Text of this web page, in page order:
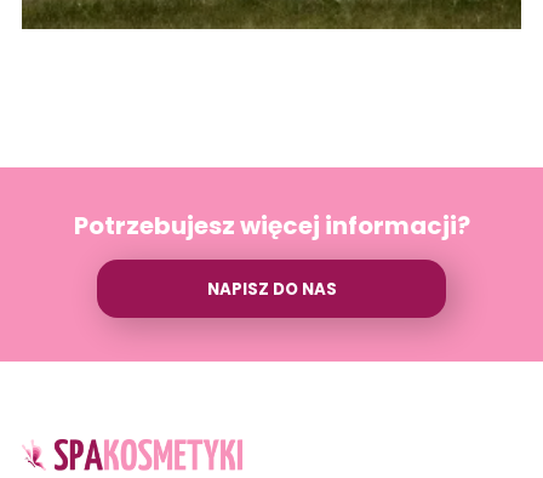
Potrzebujesz więcej informacji?
NAPISZ DO NAS